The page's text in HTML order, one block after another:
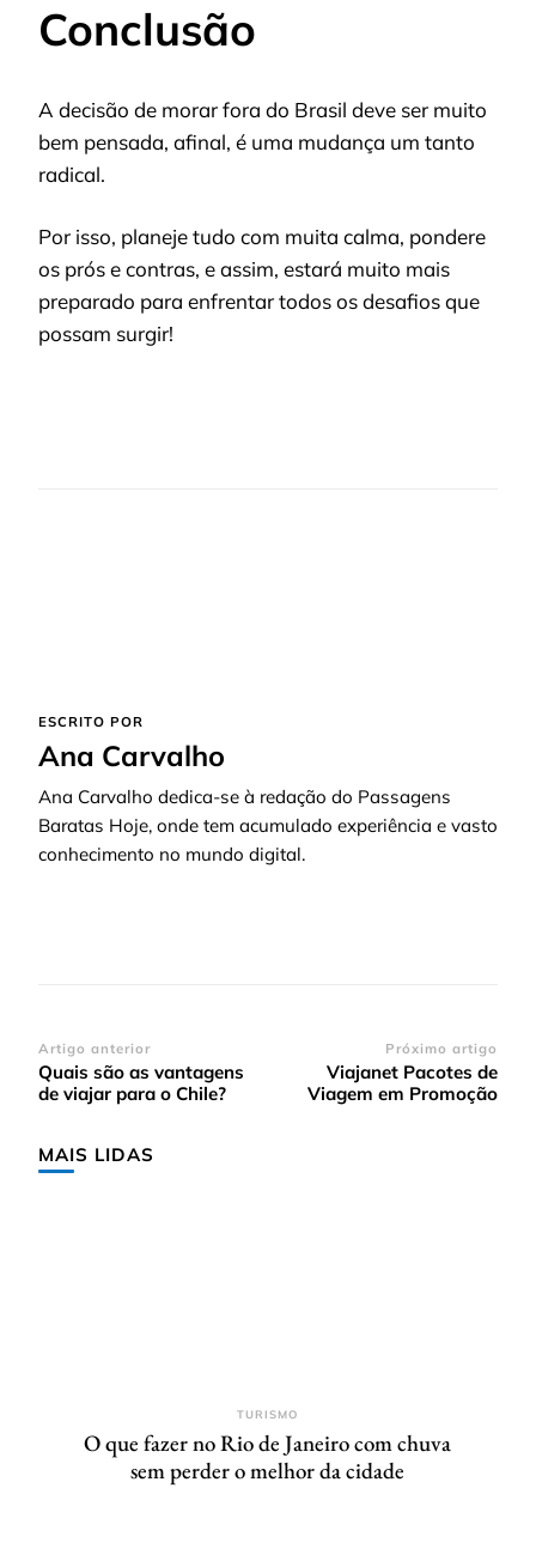
Conclusão
A decisão de morar fora do Brasil deve ser muito
bem pensada, afinal, é uma mudança um tanto
radical.
Por isso, planeje tudo com muita calma, pondere
os prós e contras, e assim, estará muito mais
preparado para enfrentar todos os desafios que
possam surgir!
ESCRITO POR
Ana Carvalho
Ana Carvalho dedica-se à redação do Passagens
Baratas Hoje, onde tem acumulado experiência e vasto
conhecimento no mundo digital.
Navegação
de
Artigo anterior
Quais são as vantagens
de viajar para o Chile?
Próximo artigo
Viajanet Pacotes de
Viagem em Promoção
MAIS LIDAS
TURISMO
O que fazer no Rio de Janeiro com chuva
sem perder o melhor da cidade